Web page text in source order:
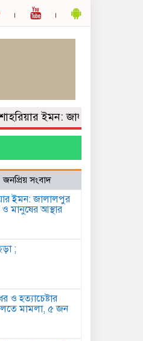
ইমন: জালালপুর
জনপ্রিয় সংবাদ
ইমন: জালালপুর
ও মানুষের আস্থার
;
ও হত্যাচেষ্টার
মামলা, ৫ জন